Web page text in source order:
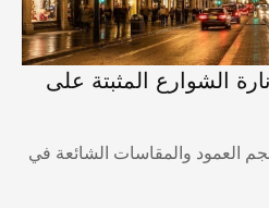
الشوارع المثبتة على
والمقاسات الشائعة في